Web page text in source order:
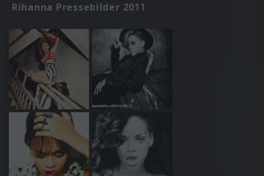
Rihanna Pressebilder 2011